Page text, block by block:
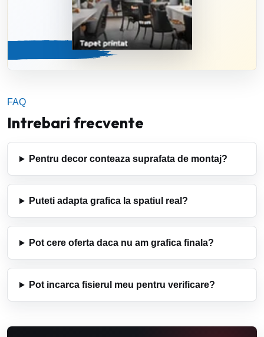
FAQ
Intrebari frecvente
Pentru decor conteaza suprafata de montaj?
Puteti adapta grafica la spatiul real?
Pot cere oferta daca nu am grafica finala?
Pot incarca fisierul meu pentru verificare?